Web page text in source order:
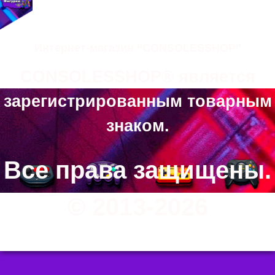
зарегистрированным товарным
знаком.
Все права защищены.